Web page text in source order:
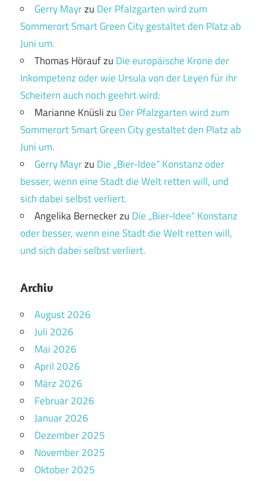
Gerry Mayrzu Der Pfalzgarten wird zum
Sommerort Smart Green City gestaltet den Platz ab
Juni um.
Thomas Höraufzu Die europäische Krone der
Inkompetenz oder wie Ursula von der Leyen für ihr
Scheitern auch noch geehrt wird:
Marianne Knüslizu Der Pfalzgarten wird zum
Sommerort Smart Green City gestaltet den Platz ab
Juni um.
Gerry Mayrzu Die „Bier-Idee“ Konstanz oder
besser, wenn eine Stadt die Welt retten will, und
sich dabei selbst verliert.
Angelika Berneckerzu Die „Bier-Idee“ Konstanz
oder besser, wenn eine Stadt die Welt retten will,
und sich dabei selbst verliert.
Archiv
August 2026
Juli 2026
Mai 2026
April 2026
März 2026
Februar 2026
Januar 2026
Dezember 2025
November 2025
Oktober 2025